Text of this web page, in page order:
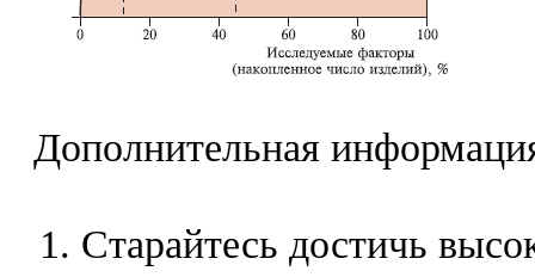
Дополнительная
Старайтесь достичь